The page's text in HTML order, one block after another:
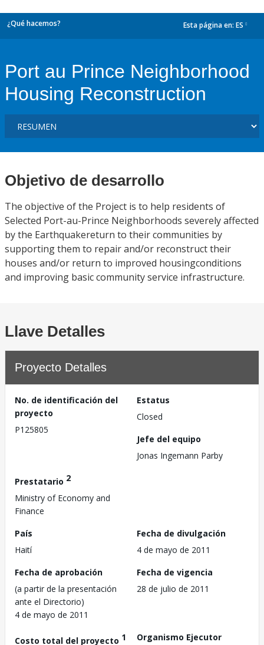
¿Qué hacemos? Esta página en: ES
Port au Prince Neighborhood
Housing Reconstruction
Objetivo de desarrollo
The objective of the Project is to help residents of
Selected Port-au-Prince Neighborhoods severely affected
by the Earthquakereturn to their communities by
supporting them to repair and/or reconstruct their
houses and/or return to improved housingconditions
and improving basic community service infrastructure.
Llave Detalles
Proyecto Detalles
No. de identificación del
proyecto
P125805
Estatus
Closed
Jefe del equipo
Jonas Ingemann Parby
Prestatario 2
Ministry of Economy and
Finance
País
Haití
Fecha de divulgación
4 de mayo de 2011
Fecha de aprobación
(a partir de la presentación
ante el Directorio)
4 de mayo de 2011
Fecha de vigencia
28 de julio de 2011
Costo total del proyecto 1
Organismo Ejecutor